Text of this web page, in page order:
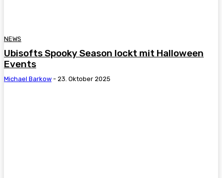
NEWS
Ubisofts Spooky Season lockt mit Halloween
Events
Michael Barkow - 23. Oktober 2025